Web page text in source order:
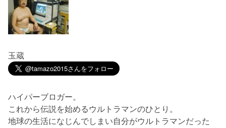
玉蔵
ハイパーブロガー。
これから伝説を始めるウルトラマンのひとり。
地球の生活になじんでしまい自分がウルトラマンだった